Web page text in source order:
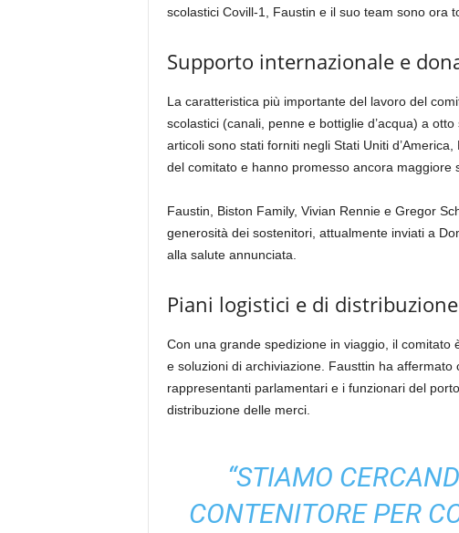
scolastici Covill-1, Faustin e il suo team sono ora
Supporto internazionale e
La caratteristica più importante del lavoro del
scolastici (canali, penne e bottiglie d’acqua) a
articoli sono stati forniti negli Stati Uniti
del comitato e hanno promesso ancora maggiore
Faustin, Biston Family, Vivian Rennie e Gregor
generosità dei sostenitori, attualmente inviati a
alla salute annunciata.
Piani logistici e di distribuzione
Con una grande spedizione in viaggio, il
e soluzioni di archiviazione. Fausttin ha
rappresentanti parlamentari e i funzionari del
distribuzione delle merci.
“STIAMO
CONTENITORE PER